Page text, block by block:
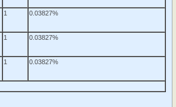
1 0.03827%
1 0.03827%
1 0.03827%